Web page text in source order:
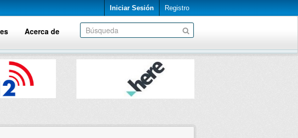
Iniciar Sesión Registro
Acerca de